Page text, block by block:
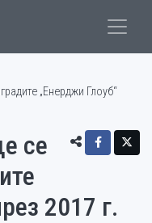
„Енерджи Глоуб“
се
2017 г.